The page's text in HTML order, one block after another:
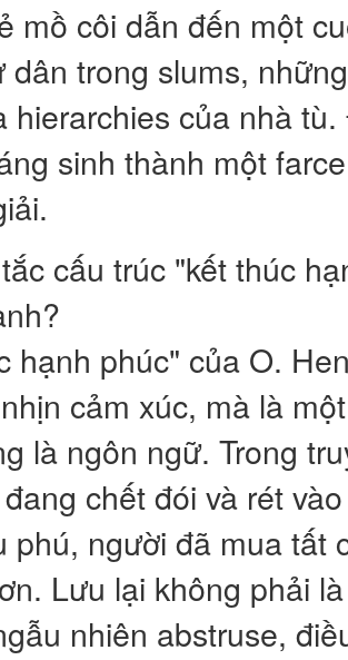
mồ côi dẫn đến một
dân trong slums,
hierarchies của nhà
sinh thành một
cấu trúc "kết thúc
hạnh phúc" của O.
cảm xúc, mà là
là ngôn ngữ. Trong
chết đói và rét
phú, người đã mua tất
Lưu lại không phải
nhiên abstruse,